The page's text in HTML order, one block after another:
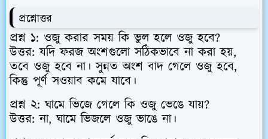
প্রশ্নোত্তর
প্রশ্ন ১: ওজু করার সময় কি ভুল হলে ওজু হবে?
উত্তর: যদি ফরজ অংশগুলো সঠিকভাবে না করা হয়,
তবে ওজু হবে না। সুন্নত অংশ বাদ গেলে ওজু হবে,
কিন্তু পূর্ণ সওয়াব কমে যাবে।
প্রশ্ন ২: ঘামে ভিজে গেলে কি ওজু ভেঙে যায়?
উত্তর: না, ঘামে ভিজলে ওজু ভাঙে না।